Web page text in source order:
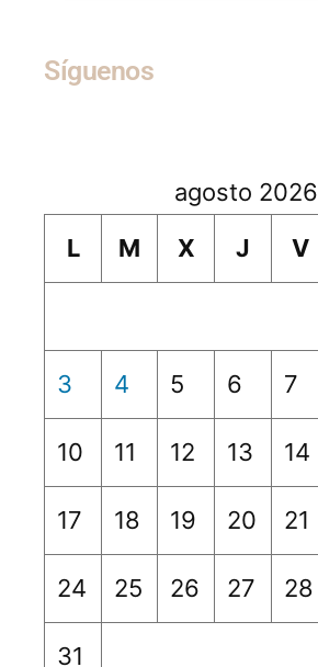
Síguenos
agosto 2026
L
M X J V
3 4 5 6 7
10 11 12 13 14
17 18 19 20 21
24 25 26 27 28
31